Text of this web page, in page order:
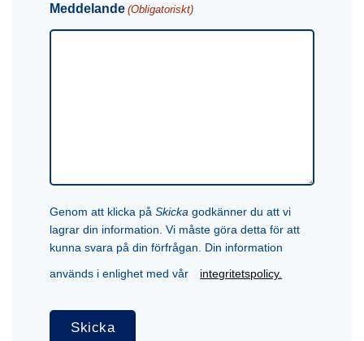
Meddelande (Obligatoriskt)
Genom att klicka påSkicka godkänner du att vi
lagrar din information. Vi måste göra detta för att
kunna svara på din förfrågan. Din information
används i enlighet med vår
integritetspolicy.